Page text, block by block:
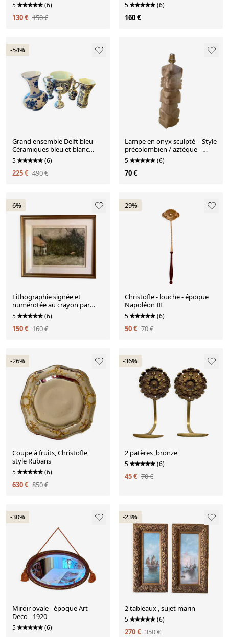
5 (6)
130 € 150 €
5 (6)
160 €
-54%
Grand ensemble Delft bleu –
Céramiques bleu et blanc
décoratives, cach
5 (6)
225 € 490 €
Lampe en onyx sculpté – Style
précolombien / aztèque –
Vintage
5 (6)
70 €
-6%
Lithographie signée et
numérotée au crayon par
Bernard Gantner
5 (6)
150 € 160 €
-29%
Christofle - louche - époque
Napoléon III
5 (6)
50 € 70 €
-26%
Coupe à fruits, Christofle,
style Rubans
5 (6)
630 € 850 €
-36%
2 patères ,bronze
5 (6)
45 € 70 €
-30%
Miroir ovale - époque Art
Deco - 1920
5 (6)
-23%
2 tableaux , sujet marin
5 (6)
270 € 350 €